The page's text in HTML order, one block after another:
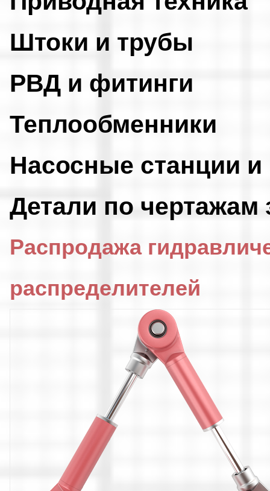
Штоки и трубы
РВД и фитинги
Теплообменники
Насосные станции
Детали по чертажам
Распродажа
распределителей